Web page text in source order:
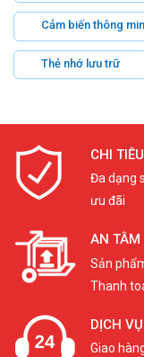
Cảm biến thông
Thẻ nhớ lưu trữ
CHI
Đa dạng
ưu đãi
AN TÂM
Sản
Thanh
DỊCH
Giao